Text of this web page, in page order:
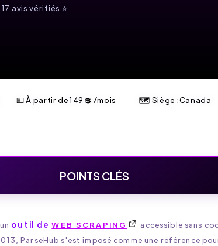
avis vérifiés ⭐️
💵 À partir de149 💲 /mois 🗺 Siège :Canada
POINTS CLÉS
outil deWEB SCRAPING
accessible sans
ParseHub s'est imposé comme une référence